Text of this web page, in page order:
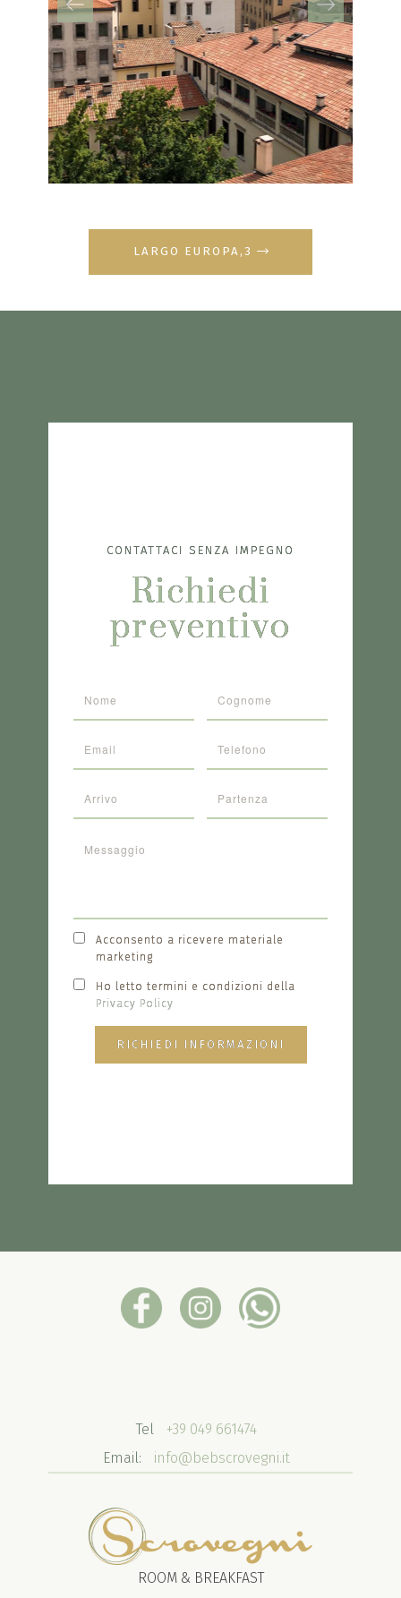
LARGO EUROPA,3
CONTATTACI SENZA IMPEGNO
Richiedi
preventivo
Acconsento a ricevere materiale
marketing
Ho letto termini e condizioni della
Privacy Policy
RICHIEDI INFORMAZIONI
ROOM & BREAKFAST
Tel
+39 049 661474
Email:
info@bebscrovegni.it